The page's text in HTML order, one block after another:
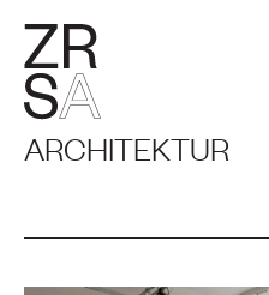
ARCHITEKTUR